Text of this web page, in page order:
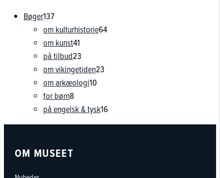
Bøger137137
varer
om kulturhistorie6464
om kunst41
varer
på tilbud23
varer
om vikingetiden23
om arkæologi1010
for børn8
varer
på engelsk & tysk16
varer
OM MUSEET